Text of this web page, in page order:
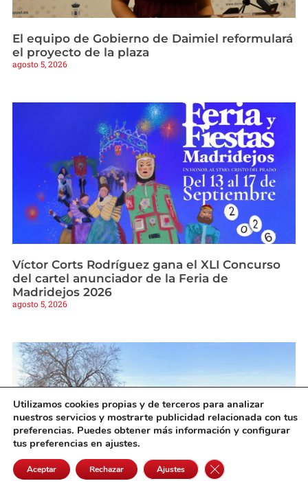
El equipo de Gobierno de Daimiel reformulará
el proyecto de la plaza
agosto 5, 2026
Víctor Corts Rodríguez gana el XLI Concurso
del cartel anunciador de la Feria de
Madridejos 2026
agosto 5, 2026
Utilizamos cookies propias y de terceros para analizar
nuestros servicios y mostrarte publicidad relacionada con tus
preferencias. Puedes obtener más información y configurar
tus preferencias en ajustes.
Aceptar Rechazar Ajustes Cerrar el banner de